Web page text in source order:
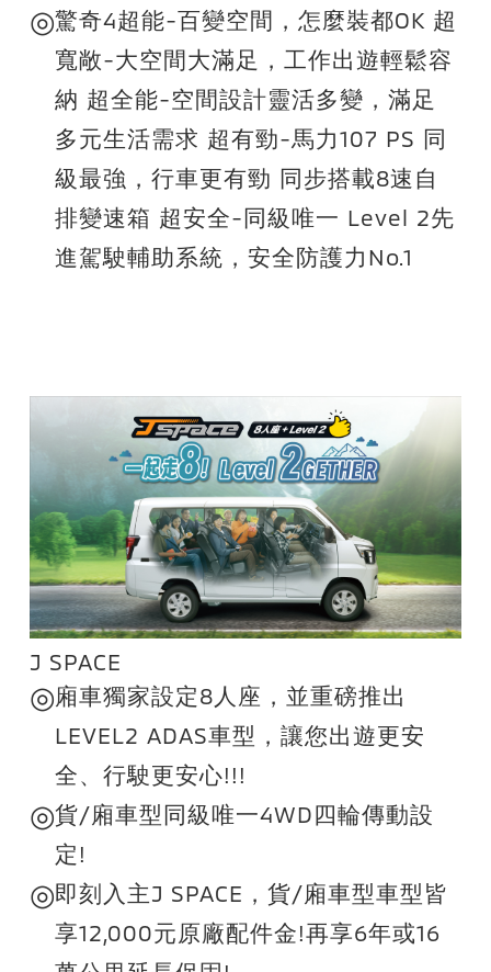
◎驚奇4超能-百變空間，怎麼裝都OK 超
寬敞-大空間大滿足，工作出遊輕鬆容
納 超全能-空間設計靈活多變，滿足
多元生活需求 超有勁-馬力107 PS 同
級最強，行車更有勁 同步搭載8速自
排變速箱 超安全-同級唯一 Level 2先
進駕駛輔助系統，安全防護力No.1
J SPACE
◎廂車獨家設定8人座，並重磅推出
LEVEL2 ADAS車型，讓您出遊更安
全、行駛更安心!!!
◎貨/廂車型同級唯一4WD四輪傳動設
定!
◎即刻入主J SPACE，貨/廂車型車型皆
享12,000元原廠配件金!再享6年或16